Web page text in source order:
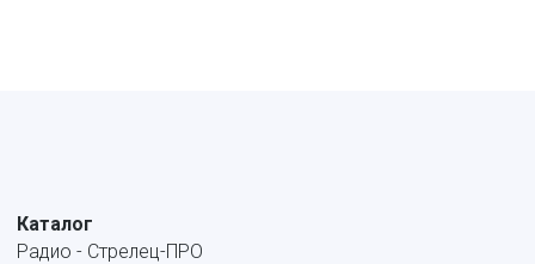
Каталог
Радио - Стрелец-ПРО